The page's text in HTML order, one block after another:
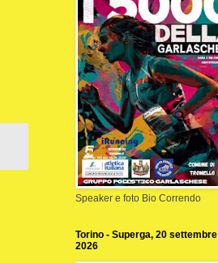
Speaker e foto Bio Correndo
Torino - Superga, 20 settembre
2026